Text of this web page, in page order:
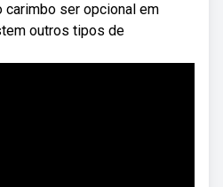
carimbo ser opcional em
outros tipos de